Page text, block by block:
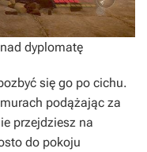
dyplomatę
się go po cichu.
podążając za
przejdziesz na
do pokoju